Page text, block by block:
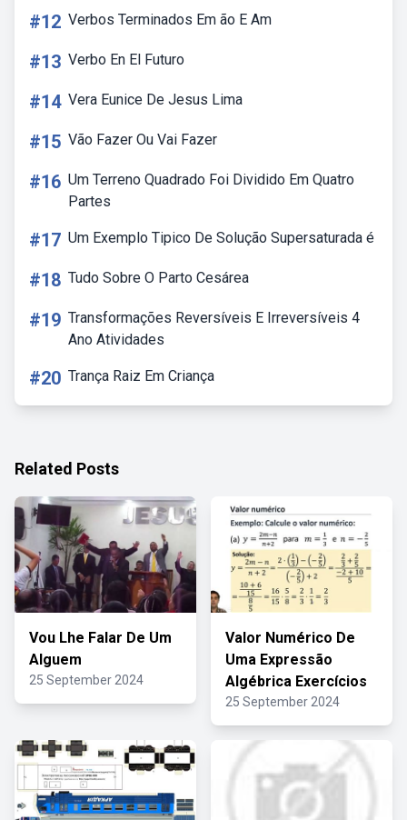
#12 Verbos Terminados Em ão E Am
#13 Verbo En El Futuro
#14 Vera Eunice De Jesus Lima
#15 Vão Fazer Ou Vai Fazer
#16 Um Terreno Quadrado Foi Dividido Em Quatro
Partes
#17 Um Exemplo Tipico De Solução Supersaturada é
#18 Tudo Sobre O Parto Cesárea
#19 Transformações Reversíveis E Irreversíveis 4
Ano Atividades
#20 Trança Raiz Em Criança
Related Posts
Vou Lhe Falar De Um
Alguem
25 September 2024
Valor Numérico De
Uma Expressão
Algébrica Exercícios
25 September 2024